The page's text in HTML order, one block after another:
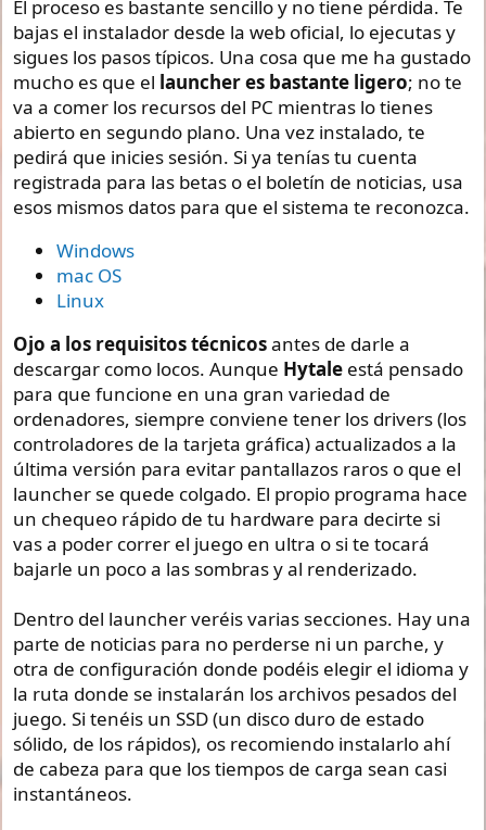
El proceso es bastante sencillo y no tiene pérdida. Te
bajas el instalador desde la web oficial, lo ejecutas y
sigues los pasos típicos. Una cosa que me ha gustado
mucho es que el launcher es bastante ligero; no te
va a comer los recursos del PC mientras lo tienes
abierto en segundo plano. Una vez instalado, te
pedirá que inicies sesión. Si ya tenías tu cuenta
registrada para las betas o el boletín de noticias, usa
esos mismos datos para que el sistema te reconozca.
Windows
mac OS
Linux
Ojo a los requisitos técnicosantes de darle a
descargar como locos. Aunque Hytale está pensado
para que funcione en una gran variedad de
ordenadores, siempre conviene tener los drivers (los
controladores de la tarjeta gráfica) actualizados a la
última versión para evitar pantallazos raros o que el
launcher se quede colgado. El propio programa hace
un chequeo rápido de tu hardware para decirte si
vas a poder correr el juego en ultra o si te tocará
bajarle un poco a las sombras y al renderizado.
Dentro del launcher veréis varias secciones. Hay una
parte de noticias para no perderse ni un parche, y
otra de configuración donde podéis elegir el idioma y
la ruta donde se instalarán los archivos pesados del
juego. Si tenéis un SSD (un disco duro de estado
sólido, de los rápidos), os recomiendo instalarlo ahí
de cabeza para que los tiempos de carga sean casi
instantáneos.